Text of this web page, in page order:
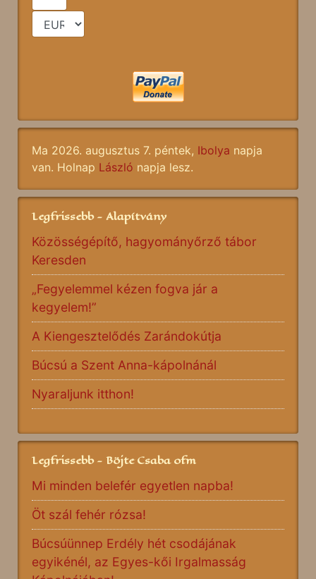
Ma 2026. augusztus 7. péntek, Ibolya napja
van. Holnap László napja lesz.
Legfrissebb - Alapítvány
Közösségépítő, hagyományőrző tábor
Keresden
„Fegyelemmel kézen fogva jár a
kegyelem!”
A Kiengesztelődés Zarándokútja
Búcsú a Szent Anna-kápolnánál
Nyaraljunk itthon!
Legfrissebb - Böjte Csaba ofm
Mi minden belefér egyetlen napba!
Öt szál fehér rózsa!
Búcsúünnep Erdély hét csodájának
egyikénél, az Egyes-kői Irgalmasság